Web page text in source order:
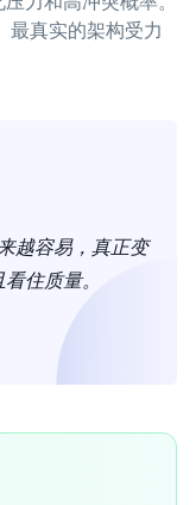
最真实的架构受力
越容易，真正变
住质量。